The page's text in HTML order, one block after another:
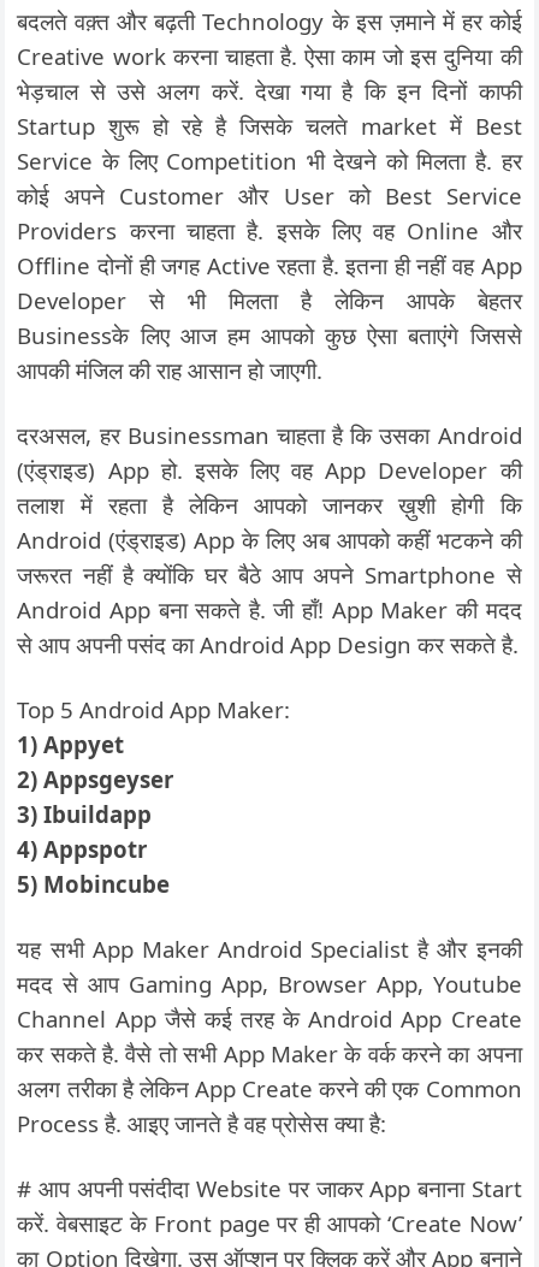
बदलते वक़्त और बढ़ती Technology के इस ज़माने में हर कोई
Creative work करना चाहता है. ऐसा काम जो इस दुनिया की
भेड़चाल से उसे अलग करें. देखा गया है कि इन दिनों काफी
Startup शुरू हो रहे है जिसके चलते market में Best
Service के लिए Competition भी देखने को मिलता है. हर
कोई अपने Customer और User को Best Service
Providers करना चाहता है. इसके लिए वह Online और
Offline दोनों ही जगह Active रहता है. इतना ही नहीं वह App
Developer से भी मिलता है लेकिन आपके बेहतर
Businessके लिए आज हम आपको कुछ ऐसा बताएंगे जिससे
आपकी मंजिल की राह आसान हो जाएगी.
दरअसल, हर Businessman चाहता है कि उसका Android
(एंड्राइड) App हो. इसके लिए वह App Developer की
तलाश में रहता है लेकिन आपको जानकर ख़ुशी होगी कि
Android (एंड्राइड) App के लिए अब आपको कहीं भटकने की
जरूरत नहीं है क्योंकि घर बैठे आप अपने Smartphone से
Android App बना सकते है. जी हाँ! App Maker की मदद
से आप अपनी पसंद का Android App Design कर सकते है.
Top 5 Android App Maker:
1) Appyet
2) Appsgeyser
3) Ibuildapp
4) Appspotr
5) Mobincube
यह सभी App Maker Android Specialist है और इनकी
मदद से आप Gaming App, Browser App, Youtube
Channel App जैसे कई तरह के Android App Create
कर सकते है. वैसे तो सभी App Maker के वर्क करने का अपना
अलग तरीका है लेकिन App Create करने की एक Common
Process है. आइए जानते है वह प्रोसेस क्या है:
# आप अपनी पसंदीदा Website पर जाकर App बनाना Start
करें. वेबसाइट के Front page पर ही आपको ‘Create Now’
का Option दिखेगा. उस ऑप्शन पर क्लिक करें और App बनाने